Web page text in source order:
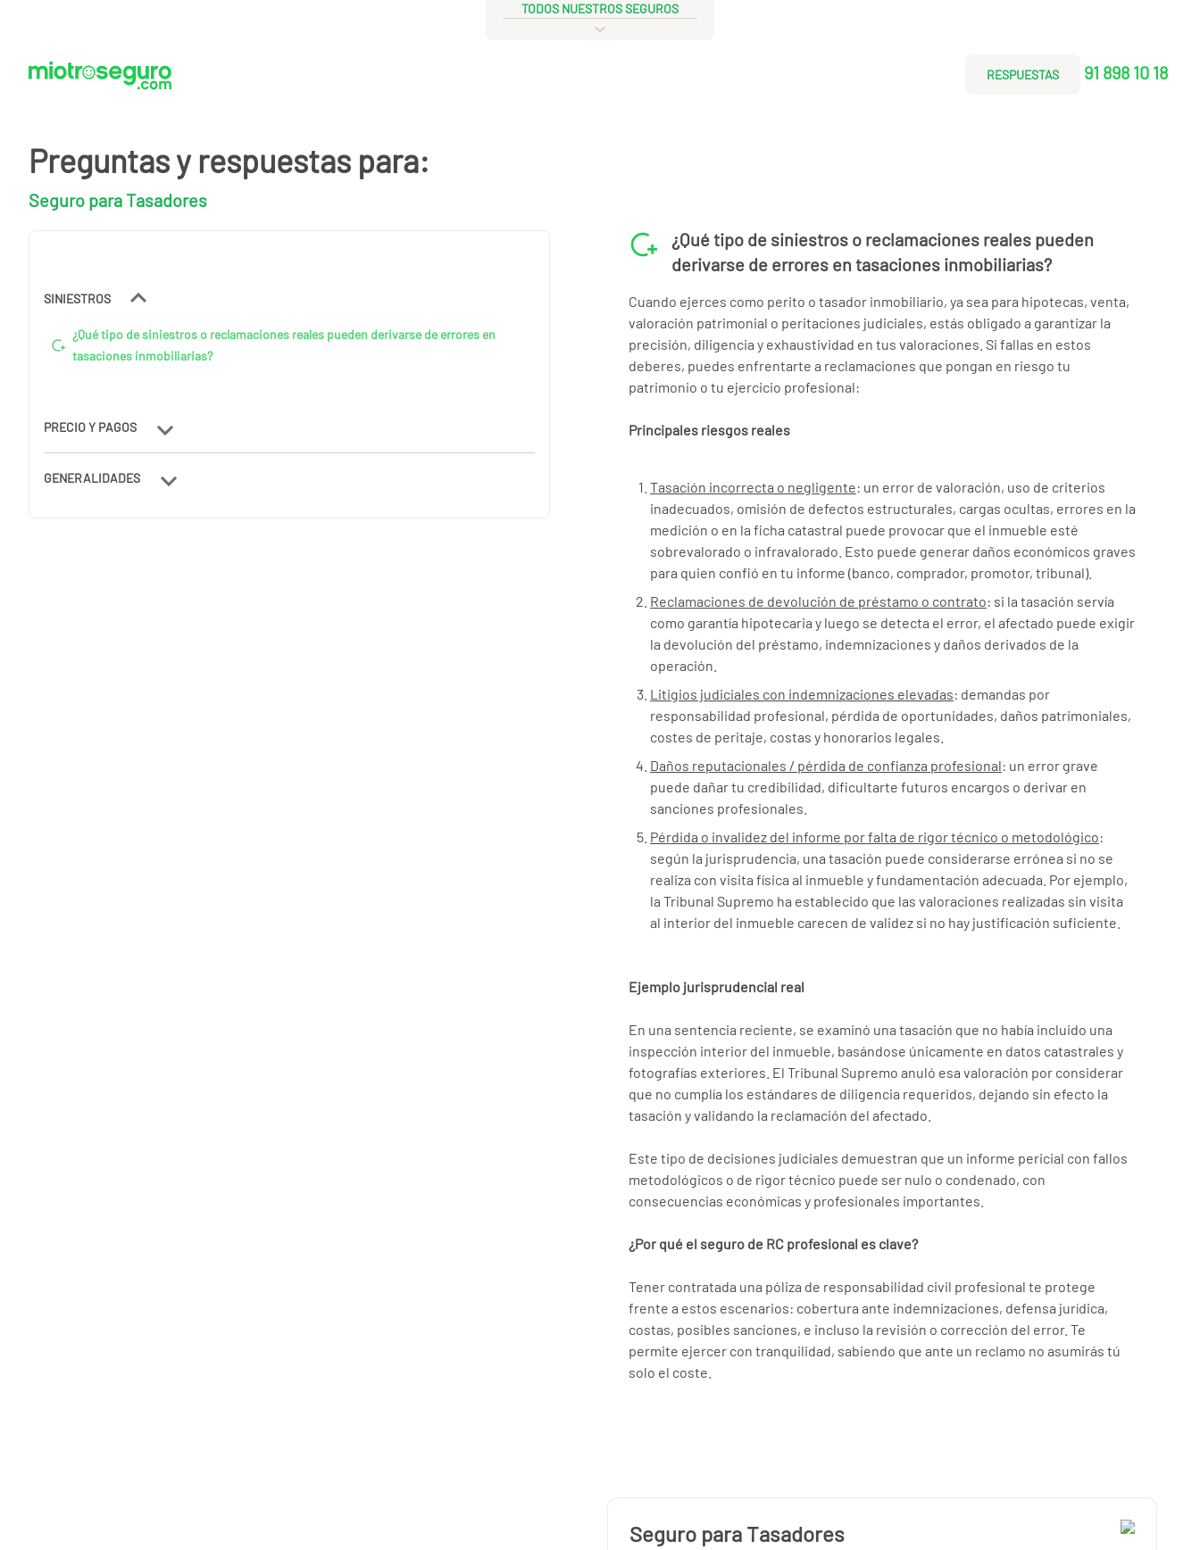
TODOS NUESTROS SEGUROS
RESPUESTAS 91 898 10 18
Preguntas y respuestas para:
Seguro para Tasadores
SINIESTROS
¿Qué tipo de siniestros o reclamaciones reales pueden derivarse de errores en
tasaciones inmobiliarias?
PRECIO Y PAGOS
GENERALIDADES
¿Qué tipo de siniestros o reclamaciones reales pueden
derivarse de errores en tasaciones inmobiliarias?
Cuando ejerces como perito o tasador inmobiliario, ya sea para hipotecas, venta,
valoración patrimonial o peritaciones judiciales, estás obligado a garantizar la
precisión, diligencia y exhaustividad en tus valoraciones. Si fallas en estos
deberes, puedes enfrentarte a reclamaciones que pongan en riesgo tu
patrimonio o tu ejercicio profesional:
Principales riesgos reales
Tasación incorrecta o negligente: un error de valoración, uso de criterios
inadecuados, omisión de defectos estructurales, cargas ocultas, errores en la
medición o en la ficha catastral puede provocar que el inmueble esté
sobrevalorado o infravalorado. Esto puede generar daños económicos graves
para quien confió en tu informe (banco, comprador, promotor, tribunal).
Reclamaciones de devolución de préstamo o contrato: si la tasación servía
como garantía hipotecaria y luego se detecta el error, el afectado puede exigir
la devolución del préstamo, indemnizaciones y daños derivados de la
operación.
Litigios judiciales con indemnizaciones elevadas: demandas por
responsabilidad profesional, pérdida de oportunidades, daños patrimoniales,
costes de peritaje, costas y honorarios legales.
Daños reputacionales / pérdida de confianza profesional: un error grave
puede dañar tu credibilidad, dificultarte futuros encargos o derivar en
sanciones profesionales.
Pérdida o invalidez del informe por falta de rigor técnico o metodológico:
según la jurisprudencia, una tasación puede considerarse errónea si no se
realiza con visita física al inmueble y fundamentación adecuada. Por ejemplo,
la Tribunal Supremo ha establecido que las valoraciones realizadas sin visita
al interior del inmueble carecen de validez si no hay justificación suficiente.
Ejemplo jurisprudencial real
En una sentencia reciente, se examinó una tasación que no había incluido una
inspección interior del inmueble, basándose únicamente en datos catastrales y
fotografías exteriores. El Tribunal Supremo anuló esa valoración por considerar
que no cumplía los estándares de diligencia requeridos, dejando sin efecto la
tasación y validando la reclamación del afectado.
Este tipo de decisiones judiciales demuestran que un informe pericial con fallos
metodológicos o de rigor técnico puede ser nulo o condenado, con
consecuencias económicas y profesionales importantes.
¿Por qué el seguro de RC profesional es clave?
Tener contratada una póliza de responsabilidad civil profesional te protege
frente a estos escenarios: cobertura ante indemnizaciones, defensa jurídica,
costas, posibles sanciones, e incluso la revisión o corrección del error. Te
permite ejercer con tranquilidad, sabiendo que ante un reclamo no asumirás tú
solo el coste.
Seguro para Tasadores